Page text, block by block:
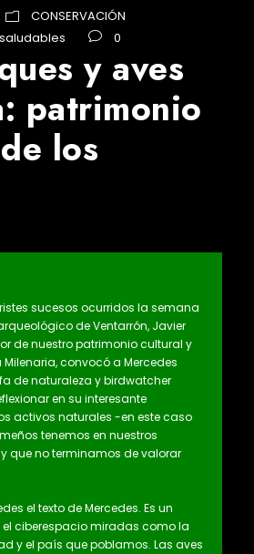
CONSERVACIÓN
0
y aves
patrimonio
los
sucesos ocurridos la semana
de Ventarrón, Javier
de nuestro patrimonio cultural y
convocó a Mercedes
de naturaleza y birdwatcher
en su interesante
activos naturales -en este caso
tenemos en nuestros
que no terminamos de valorar
el texto de Mercedes. Es un
ciberespacio miradas como la
y el país que poblamos. Las aves